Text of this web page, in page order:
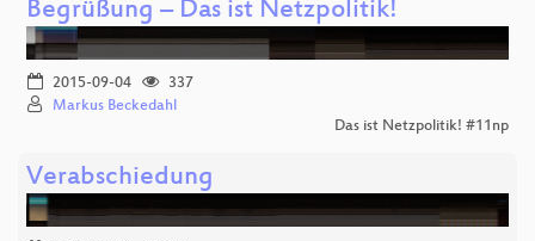
Begrüßung – Das ist Netzpolitik!
2015-09-04
337
Markus Beckedahl
Das ist Netzpolitik! #11np
Verabschiedung